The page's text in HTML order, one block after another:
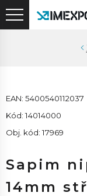
EAN: 5400540112037
Kód: 14014000
Obj. kód: 17969
Sapim
14mm